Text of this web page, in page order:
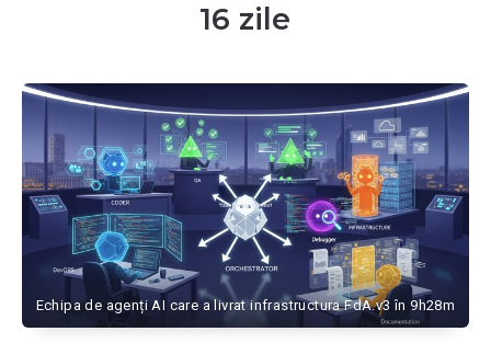
16 zile
Echipa de agenți AI care a livrat infrastructura FdA.v3 în 9h28m